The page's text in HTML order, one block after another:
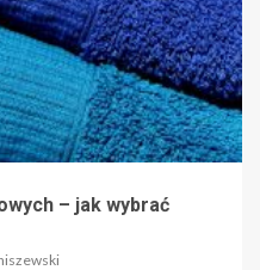
– jak wybrać